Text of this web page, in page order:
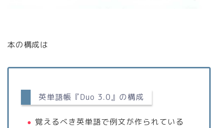
本の構成は
英単語帳『Duo 3.0』の構成
覚えるべき英単語で例文が作られている